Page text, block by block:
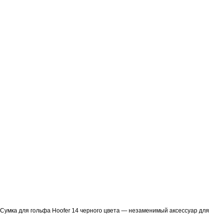
Сумка для гольфа Hoofer 14 черного цвета — незаменимый аксессуар для